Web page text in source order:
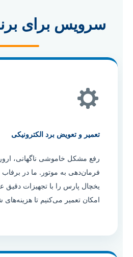
سرویس برای
تعمیر و تعویض برد الکترونیکی
رفع مشکل خاموشی ناگهانی،
فرمان‌دهی به موتور. ما در
یخچال پارس را با تجهیزات
امکان تعمیر می‌کنیم تا